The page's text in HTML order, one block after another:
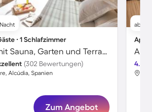
∙ 1 Schlafzimmer
Aparthotel mit Sauna, Garten und Terrasse | Poolblick
(302 Bewertungen)
Alcúdia, Spanien
Zum Angebot
ab
4.8